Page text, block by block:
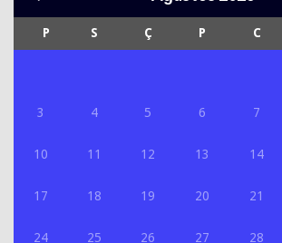
P S Ç P C
3 4 5 6 7
10 11 12 13 14
17 18 19 20 21
24 25 26 27 28